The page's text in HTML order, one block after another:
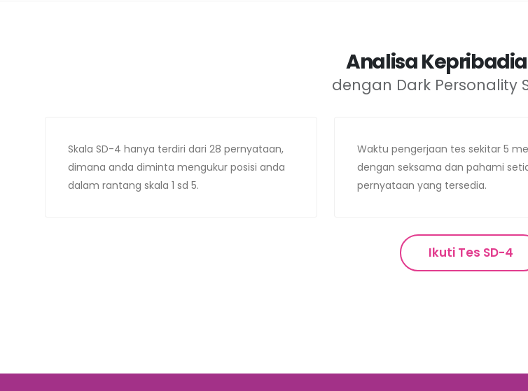
Analisa
dengan Dark Personality
Skala SD-4 hanya terdiri dari 28 pernyataan,
dimana anda diminta mengukur posisi anda
dalam rantang skala 1 sd 5.
Waktu pengerjaan tes sekitar 5
dengan seksama dan pahami
pernyataan yang tersedia.
Ikuti Tes SD-4